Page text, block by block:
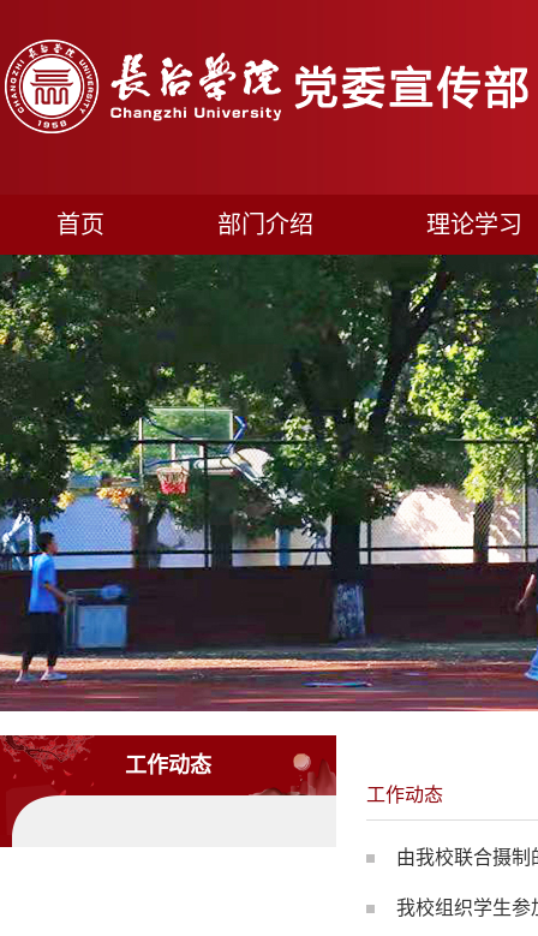
首页 部门介绍 理论学习
工作动态
工作动态
由我校联合摄制
我校组织学生参